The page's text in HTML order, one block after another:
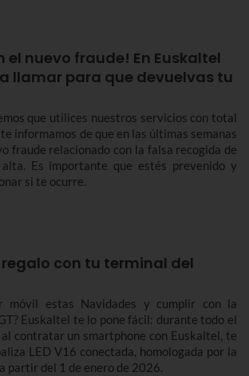
el nuevo fraude! En Euskaltel
llamar para que devuelvas tu
que utilices nuestros servicios con total
informamos de que en las últimas semanas
fraude relacionado con la falsa recogida de
Es importante que estés prevenido y
si te ocurre.
regalo con tu terminal del
móvil estas Navidades y cumplir con la
Euskaltel te lo pone fácil: durante todo el
contratar un smartphone con Euskaltel, te
LED V16 conectada, homologada por la
partir del 1 de enero de 2026.